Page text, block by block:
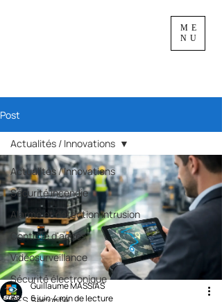
ME
NU
Post
Actualités / Innovations
Sécurité incendie
Alarme et détection intrusion
Contrôle d'accès
Vidéosurveillance
Sécurité électronique
Actualités / Innovations
Guillaume MASSIAS
6 juin4 min de lecture